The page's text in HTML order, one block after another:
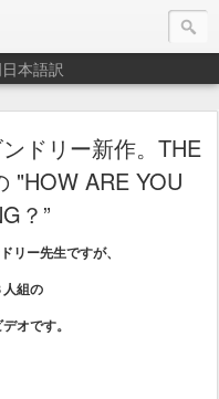
本語訳
ドリー新作。THE
"HOW ARE YOU
？”
リー先生ですが、
組の
オです。